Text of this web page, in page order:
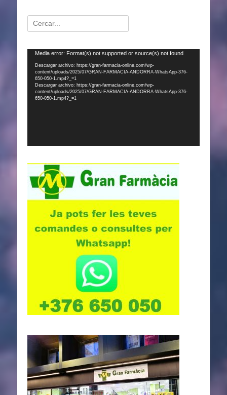
Buscar:
Reproductor
vídeo
Media error: Format(s) not supported or source(s) not found
Descargar archivo: https://gran-farmacia-online.com/wp-
content/uploads/2025/07/GRAN-FARMACIA-ANDORRA-WhatsApp-376-
650-050-1.mp4?_=1
Descargar archivo: https://gran-farmacia-online.com/wp-
content/uploads/2025/07/GRAN-FARMACIA-ANDORRA-WhatsApp-376-
650-050-1.mp4?_=1